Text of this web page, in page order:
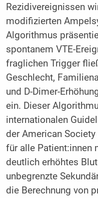
Rezidivereignissen
modifizierten
Algorithmus
spontanem VTE-
fraglichen Trigger
Geschlecht,
und D-Dimer-
ein. Dieser
internationalen
der American
für alle Patient:innen
deutlich erhöhtes
unbegrenzte
die Berechnung von